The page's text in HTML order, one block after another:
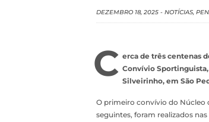
DEZEMBRO 18, 2025 - NOTÍCIAS,
C erca de três centenas
Convívio
Silveirinho, em São
O primeiro convívio do Núcleo
seguintes, foram realizados